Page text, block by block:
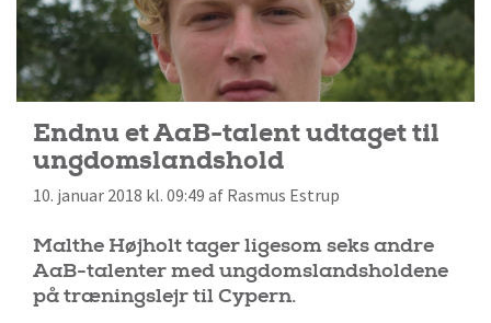
Endnu et AaB-talent udtaget til
ungdomslandshold
10. januar 2018 kl. 09:49 af Rasmus Estrup
Malthe Højholt tager ligesom seks andre
AaB-talenter med ungdomslandsholdene
på træningslejr til Cypern.